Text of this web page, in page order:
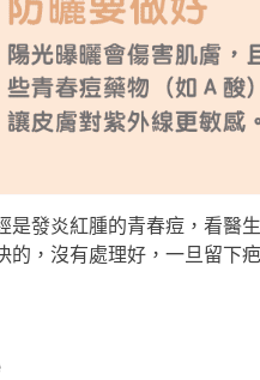
是發炎紅腫的青春痘，看醫
的，沒有處理好，一旦留下